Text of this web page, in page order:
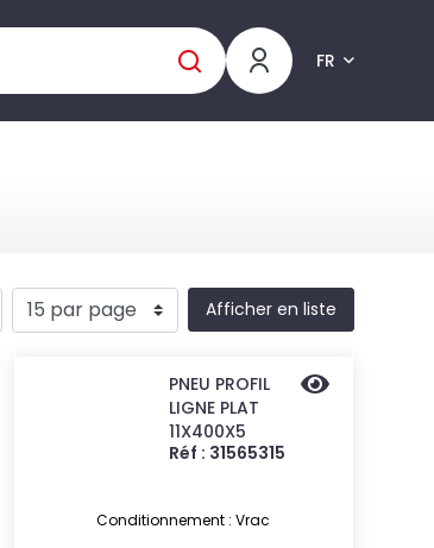
FR
Afficher en liste
PNEU PROFIL
LIGNE PLAT
11X400X5
Réf : 31565315
Conditionnement : Vrac